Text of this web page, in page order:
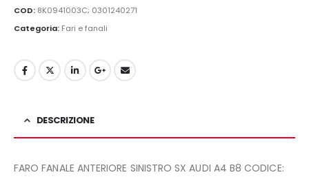
COD: 8K0941003C; 0301240271
Categoria: Fari e fanali
DESCRIZIONE
FARO FANALE ANTERIORE SINISTRO SX AUDI A4 B8 CODICE: